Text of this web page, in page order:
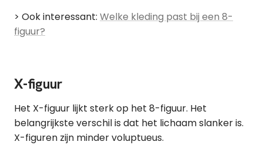
> Ook interessant: Welke kleding past bij een 8-
figuur?
X-figuur
Het X-figuur lijkt sterk op het 8-figuur. Het
belangrijkste verschil is dat het lichaam slanker is.
X-figuren zijn minder voluptueus.